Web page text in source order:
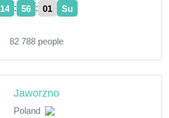
14 : 56 : 02 Su
82 788 people
Jaworzno
Poland